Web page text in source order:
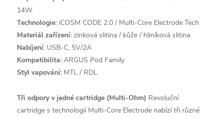
14W
Technologie: iCOSM CODE 2.0 / Multi-Core Electrode Tech
Materiál zařízení: zinková slitina / kůže / hliníková slitina
Nabíjení: USB-C, 5V/2A
Kompatibilita: ARGUS Pod Family
Styl vapování: MTL / RDL
Tři odpory v jedné cartridge (Multi-Ohm) Revoluční
cartridge s technologií Multi-Core Electrode nabízí tři různé